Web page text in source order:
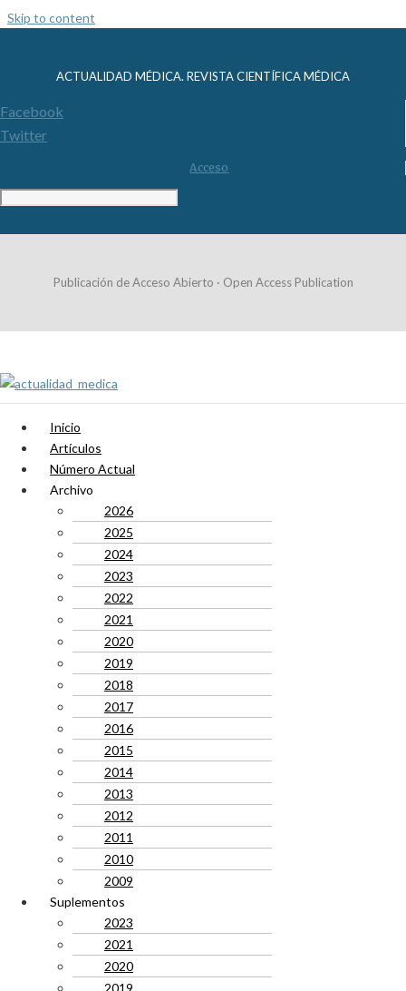
Skip to content
ACTUALIDAD MÉDICA. REVISTA CIENTÍFICA MÉDICA
Facebook
Twitter
Acceso
Publicación de Acceso Abierto · Open Access Publication
Inicio
Artículos
Número Actual
Archivo
2026
2025
2024
2023
2022
2021
2020
2019
2018
2017
2016
2015
2014
2013
2012
2011
2010
2009
Suplementos
2023
2021
2020
2019